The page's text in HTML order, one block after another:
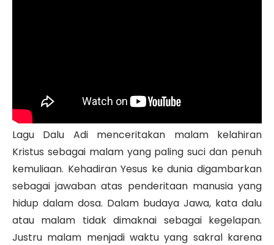
Lagu Dalu Adi menceritakan malam kelahiran
Kristus sebagai malam yang paling suci dan penuh
kemuliaan. Kehadiran Yesus ke dunia digambarkan
sebagai jawaban atas penderitaan manusia yang
hidup dalam dosa. Dalam budaya Jawa, kata dalu
atau malam tidak dimaknai sebagai kegelapan.
Justru malam menjadi waktu yang sakral karena